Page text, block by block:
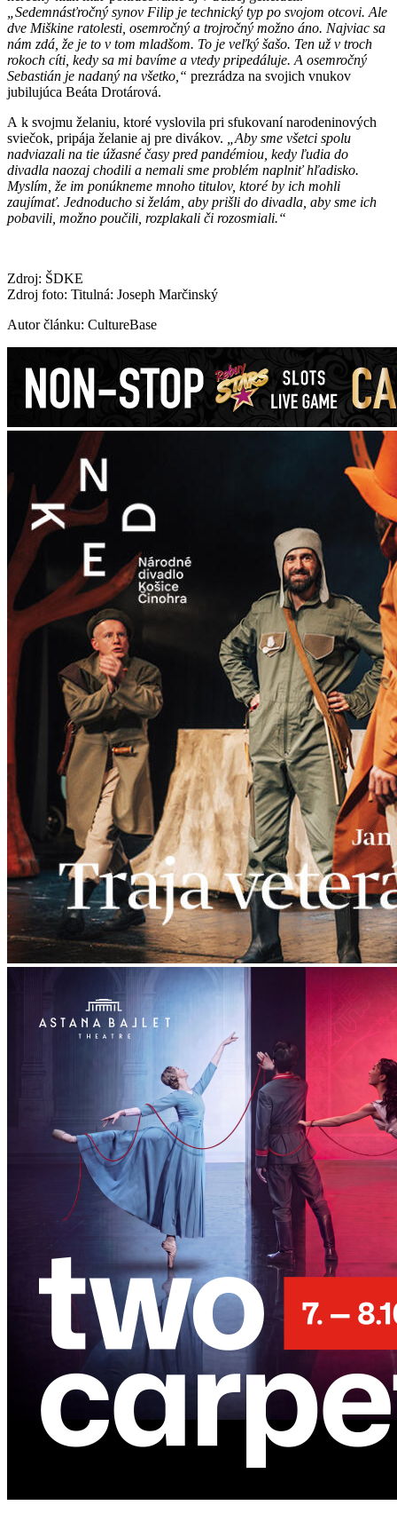
„Sedemnásťročný synov Filip je technický typ po svojom otcovi. Ale
dve Miškine ratolesti, osemročný a trojročný možno áno. Najviac sa
nám zdá, že je to v tom mladšom. To je veľký šašo. Ten už v troch
rokoch cíti, kedy sa mi bavíme a vtedy pripedáluje. A osemročný
Sebastián je nadaný na všetko,“ prezrádza na svojich vnukov
jubilujúca Beáta Drotárová.
A k svojmu želaniu, ktoré vyslovila pri sfukovaní narodeninových
sviečok, pripája želanie aj pre divákov.
„Aby sme všetci spolu
nadviazali na tie úžasné časy pred pandémiou, kedy ľudia do
divadla naozaj chodili a nemali sme problém naplniť hľadisko.
Myslím, že im ponúkneme mnoho titulov, ktoré by ich mohli
zaujímať. Jednoducho si želám, aby prišli do divadla, aby sme ich
pobavili, možno poučili, rozplakali či rozosmiali.“
Zdroj: ŠDKE
Zdroj foto: Titulná: Joseph Marčinský
Autor článku: CultureBase